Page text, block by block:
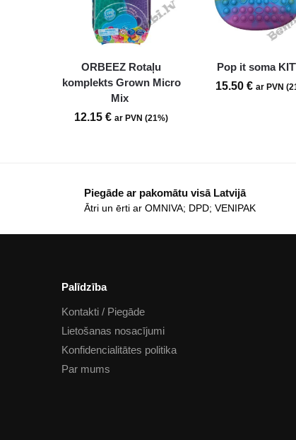
ORBEEZ Rotaļu
komplekts Grown Micro
Mix
12.15€ ar PVN (21%)
Pop it soma
15.50€ ar PVN
Piegāde ar pakomātu visā Latvijā
Ātri un ērti ar OMNIVA; DPD; VENIPAK
Palīdzība
Kontakti / Piegāde
Lietošanas nosacījumi
Konfidencialitātes politika
Par mums